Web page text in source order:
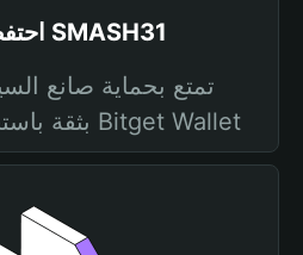
احتفظ بعملات SMASH31
تمتع بحماية صانع
SMASH31 بثقة باستخدام Bitget Wallet